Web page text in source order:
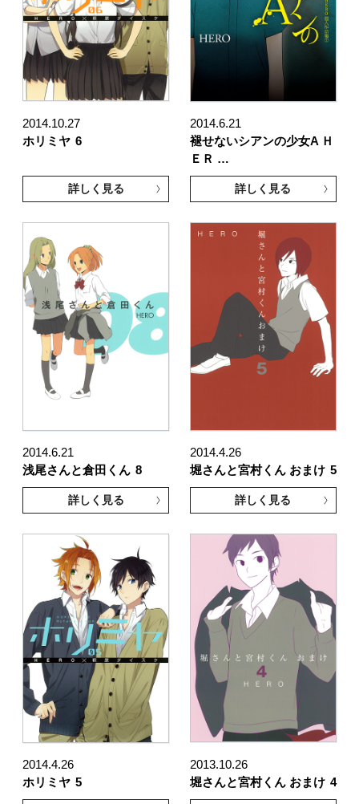
2014.10.27
ホリミヤ 6
詳しく見る
2014.6.21
褪せないシアンの少女A Ｈ
ＥＲ …
詳しく見る
2014.6.21
浅尾さんと倉田くん 8
詳しく見る
2014.4.26
堀さんと宮村くん おまけ 5
詳しく見る
2014.4.26
ホリミヤ 5
2013.10.26
堀さんと宮村くん おまけ 4